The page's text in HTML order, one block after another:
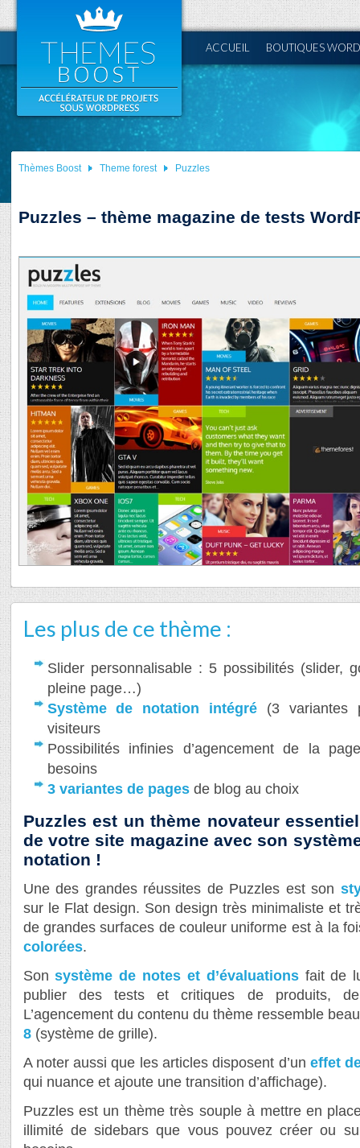
ACCUEIL BOUTIQUES
Thèmes Boost Theme forest Puzzles
Puzzles – thème magazine de tests
Les plus de ce thème :
Slider personnalisable : 5 possibilités (slider,
pleine page…)
Système de notation intégré (3 variantes
visiteurs
Possibilités infinies d’agencement de la
besoins
3 variantes de pagesde blog au choix
Puzzles est un thème novateur
de votre site magazine avec son
notation !
Une des grandes réussites de Puzzles est son
sur le Flat design. Son design très minimaliste et
de grandes surfaces de couleur uniforme est à la
colorées.
Sonsystème de notes et d’évaluationsfait de
publier des tests et critiques de produits,
L’agencement du contenu du thème ressemble
8(système de grille).
A noter aussi que les articles disposent d’un effet
qui nuance et ajoute une transition d’affichage).
Puzzles est un thème très souple à mettre en
illimité de sidebars que vous pouvez créer ou